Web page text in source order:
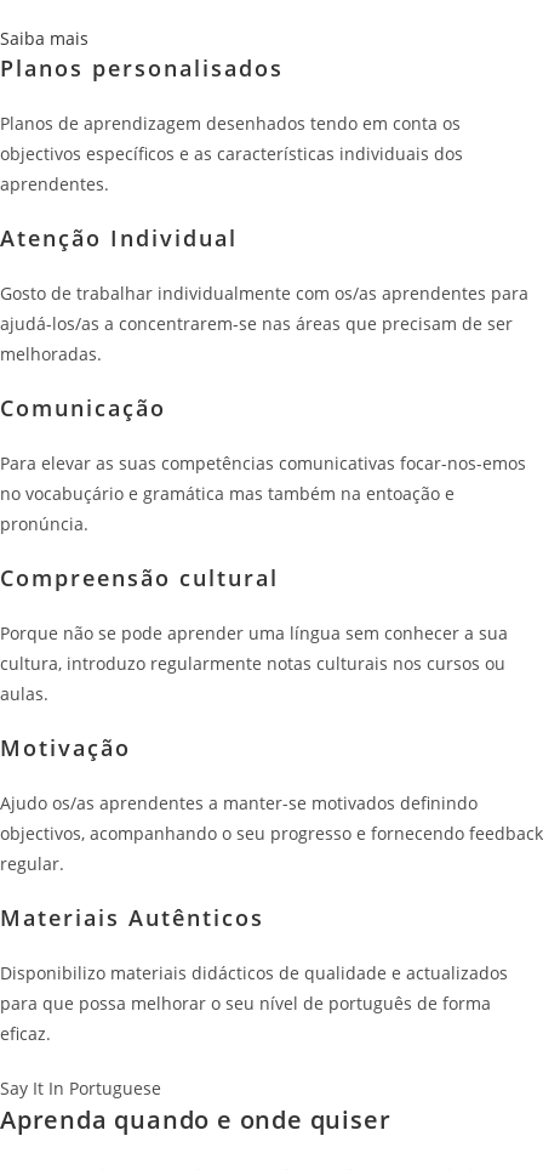
Saiba mais
Planos personalisados
Planos de aprendizagem desenhados tendo em conta os
objectivos específicos e as características individuais dos
aprendentes.
Atenção Individual
Gosto de trabalhar individualmente com os/as aprendentes para
ajudá-los/as a concentrarem-se nas áreas que precisam de ser
melhoradas.
Comunicação
Para elevar as suas competências comunicativas focar-nos-emos
no vocabuçário e gramática mas também na entoação e
pronúncia.
Compreensão cultural
Porque não se pode aprender uma língua sem conhecer a sua
cultura, introduzo regularmente notas culturais nos cursos ou
aulas.
Motivação
Ajudo os/as aprendentes a manter-se motivados definindo
objectivos, acompanhando o seu progresso e fornecendo feedback
regular.
Materiais Autênticos
Disponibilizo materiais didácticos de qualidade e actualizados
para que possa melhorar o seu nível de português de forma
eficaz.
Say It In Portuguese
Aprenda quando e onde quiser